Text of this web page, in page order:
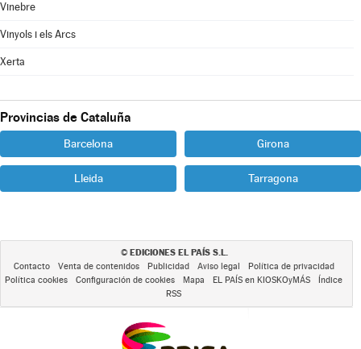
Vinebre
Vinyols i els Arcs
Xerta
Provincias de Cataluña
Barcelona Girona
Lleida Tarragona
© EDICIONES EL PAÍS S.L.
Contacto Venta de contenidos Publicidad Aviso legal
Política de privacidad
Política cookies
Configuración de cookies Mapa EL PAÍS en KIOSKOyMÁS
Índice
RSS